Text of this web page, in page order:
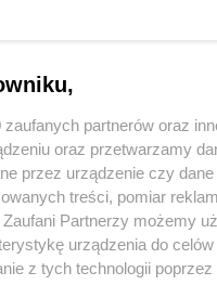
zaufanych partnerów oraz
oraz przetwarzamy
przez urządzenie czy
treści, pomiar
Partnerzy możemy
urządzenia do
z tych technologii